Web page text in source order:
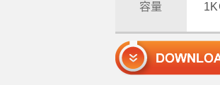
容量